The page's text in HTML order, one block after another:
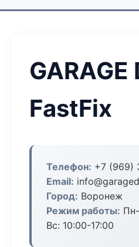
GARAGE
FastFix
Телефон: +7 (969)
Email:
Город: Воронеж
Режим работы:
Вс: 10:00-17:00